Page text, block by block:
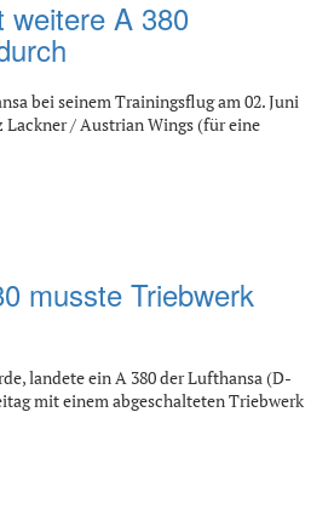
weitere A 380
bei seinem Trainingsflug am 02. Juni
Lackner / Austrian Wings (für eine
musste Triebwerk
landete ein A 380 der Lufthansa (D-
mit einem abgeschalteten Triebwerk